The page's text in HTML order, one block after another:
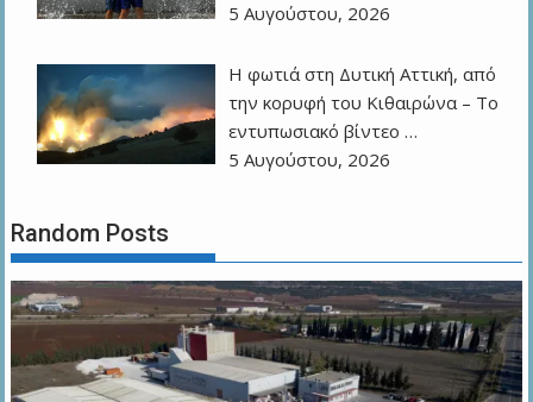
5 Αυγούστου, 2026
Η φωτιά στη Δυτική Αττική, από
την κορυφή του Κιθαιρώνα – Το
εντυπωσιακό βίντεο …
5 Αυγούστου, 2026
Random Posts